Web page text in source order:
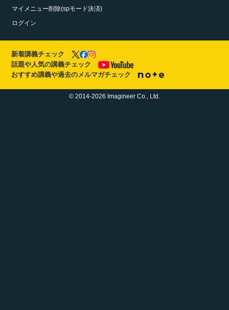
マイメニュー削除(spモード決済)
ログイン
新着講義チェック
話題や人気の講義チェック
おすすめ講義や過去のメルマガチェック
© 2014-2026 Imagineer Co., Ltd.